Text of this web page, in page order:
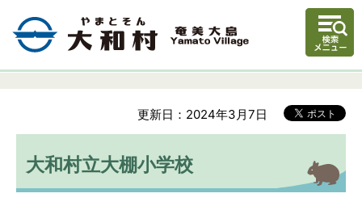
更新日：2024年3月7日
大和村立大棚小学校